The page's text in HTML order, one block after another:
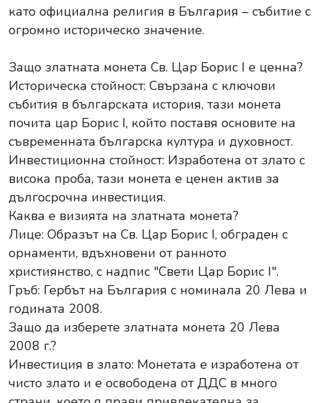
като официална религия в България – събитие с
огромно историческо значение.
Защо златната монета Св. Цар Борис I е ценна?
Историческа стойност: Свързана с ключови
събития в българската история, тази монета
почита цар Борис I, който поставя основите на
съвременната българска култура и духовност.
Инвестиционна стойност: Изработена от злато с
висока проба, тази монета е ценен актив за
дългосрочна инвестиция.
Каква е визията на златната монета?
Лице: Образът на Св. Цар Борис I, обграден с
орнаменти, вдъхновени от ранното
християнство, с надпис "Свети Цар Борис I".
Гръб: Гербът на България с номинала 20 Лева и
годината 2008.
Защо да изберете златната монета 20 Лева
2008 г.?
Инвестиция в злато: Монетата е изработена от
чисто злато и е освободена от ДДС в много